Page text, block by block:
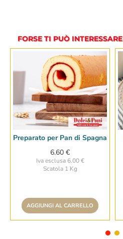
FORSE TI PUÒ INTERESSARE
Preparato per Pan di Spagna
6.60 €
Iva esclusa 6.00 €
Scatola 1 Kg
AGGIUNGI AL CARRELLO